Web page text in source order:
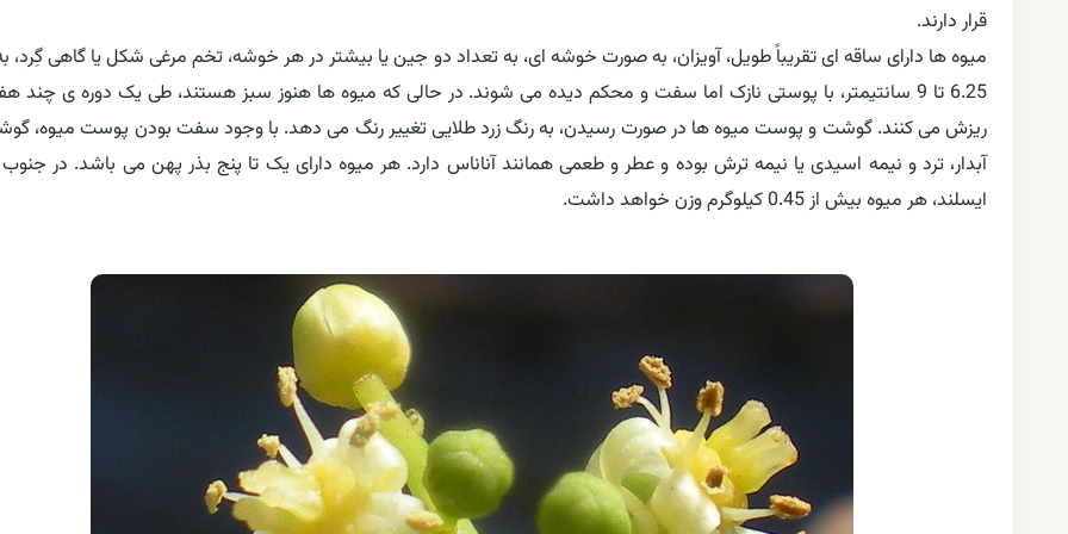
قرار دارند.
میوه ها دارای ساقه ای تقریباً طویل، آویزان، به صورت خوشه ای، به تعداد دو جین یا بیشتر در هر خوشه، تخم مرغی شکل یا گاهی گِرد،
6.25 تا 9 سانتیمتر، با پوستی نازک اما سفت و محکم دیده می شوند. در حالی که میوه ها هنوز سبز هستند، طی یک دوره ی چند
ریزش می کنند. گوشت و پوست میوه ها در صورت رسیدن، به رنگ زرد طلایی تغییر رنگ می دهد. با وجود سفت بودن پوست میوه،
آبدار، ترد و نیمه اسیدی یا نیمه ترش بوده و عطر و طعمی همانند آناناس دارد. هر میوه دارای یک تا پنج بذر پهن می باشد. در جنوب
ایسلند، هر میوه بیش از 0.45 کیلوگرم وزن خواهد داشت.